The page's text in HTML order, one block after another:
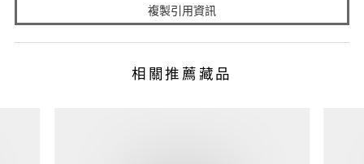
複製引用資訊
相關推薦藏品